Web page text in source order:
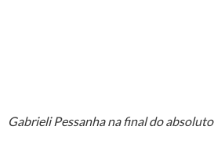
Gabrieli Pessanha na final do absoluto